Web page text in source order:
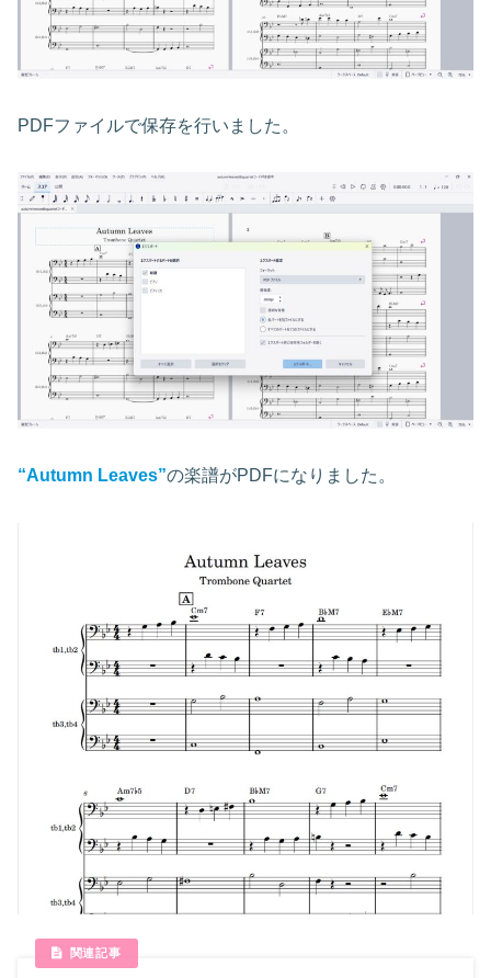
PDFファイルで保存を行いました。
“Autumn Leaves”の楽譜がPDFになりました。